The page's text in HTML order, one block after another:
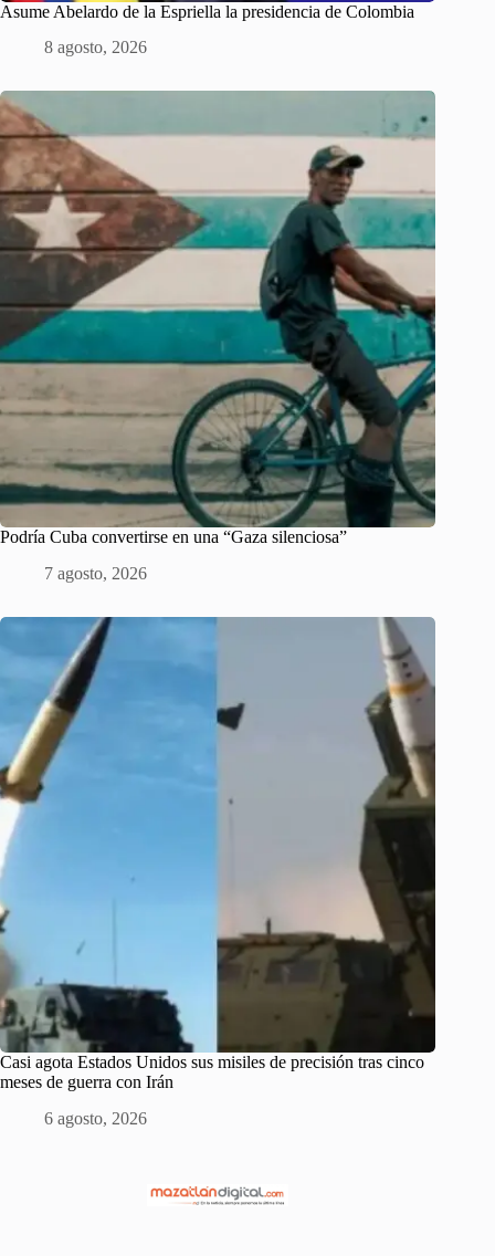
Asume Abelardo de la Espriella la presidencia de Colombia
8 agosto, 2026
Podría Cuba convertirse en una “Gaza silenciosa”
7 agosto, 2026
Casi agota Estados Unidos sus misiles de precisión tras cinco
meses de guerra con Irán
6 agosto, 2026